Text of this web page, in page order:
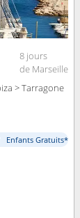
8 jours
de Marseille
> Tarragone
Enfants Gratuits*